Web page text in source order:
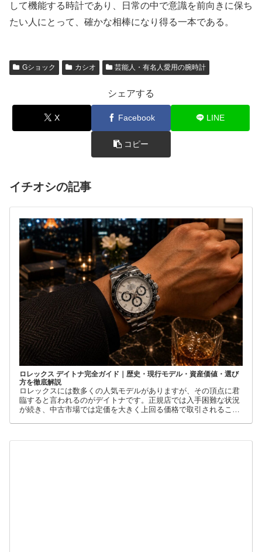
して機能する時計であり、日常の中で意識を前向きに保ち
たい人にとって、確かな相棒になり得る一本である。
Gショック カシオ 芸能人・有名人愛用の腕時計
シェアする
X Facebook LINE
コピー
イチオシの記事
ロレックス デイトナ完全ガイド｜歴史・現行モデル・資産価値・選び
方を徹底解説
ロレックスには数多くの人気モデルがありますが、その頂点に君
臨すると言われるのがデイトナです。正規店では入手困難な状況
が続き、中古市場では定価を大きく上回る価格で取引されること